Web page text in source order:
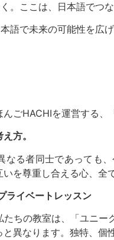
。ここは、日本語でつ
語で未来の可能性を広げ
ごHACHIを運営する、
方。
る者同士であっても
を尊重し合える心、全
ライベートレッスン
ちの教室は、「ユニー
異なります。独特、個